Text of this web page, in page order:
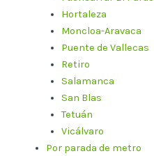
Hortaleza
Moncloa-Aravaca
Puente de Vallecas
Retiro
Salamanca
San Blas
Tetuán
Vicálvaro
Por parada de metro